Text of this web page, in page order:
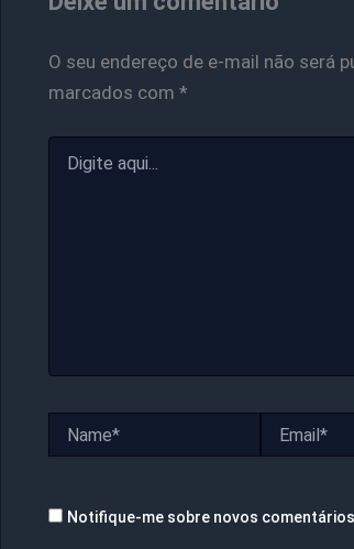
O seu endereço de e-mail não será
marcados com *
aqui...
Notifique-me sobre novos